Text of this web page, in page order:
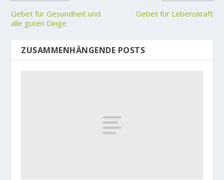
Gebet für Gesundheit und
alle guten Dinge
Gebet für Lebenskraft
ZUSAMMENHÄNGENDE POSTS